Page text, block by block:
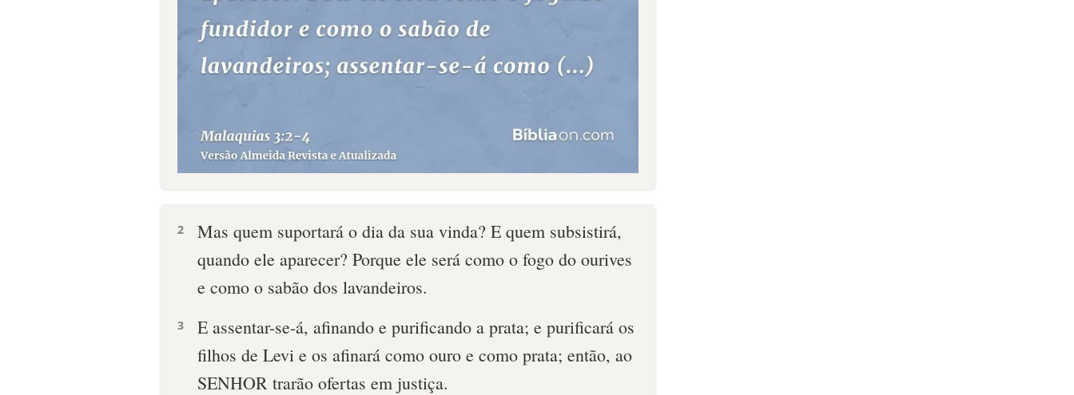
2
Mas quem suportará o dia da sua vinda? E quem subsistirá,
quando ele aparecer? Porque ele será como o fogo do ourives
e como o sabão dos lavandeiros.
3
E assentar-se-á, afinando e purificando a prata; e purificará os
filhos de Levi e os afinará como ouro e como prata; então, ao
SENHOR trarão ofertas em justiça.